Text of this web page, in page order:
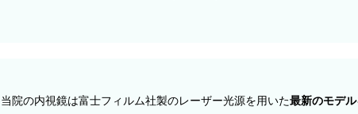
当院の内視鏡は富士フィルム社製のレーザー光源を用いた最新のモデル